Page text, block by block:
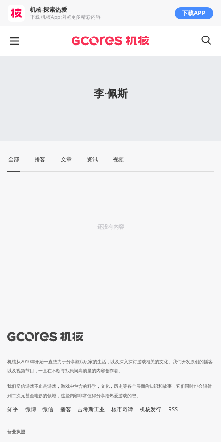
李·佩斯
全部 播客 文章 资讯 视频
还没有内容
机核从2010年开始一直致力于分享游戏玩家的生活，以及深入探讨游戏相关的文化。我们开发原创的播客
以及视频节目，一直在不断寻找民间高质量的内容创作者。
我们坚信游戏不止是游戏，游戏中包含的科学，文化，历史等各个层面的知识和故事，它们同时也会辐射
到二次元甚至电影的领域，这些内容非常值得分享给热爱游戏的您。
知乎 微博 微信 播客 吉考斯工业 核市奇谭 机核发行 RSS
营业执照
机核-探索热爱
下载 机核App 浏览更多精彩内容 下载APP